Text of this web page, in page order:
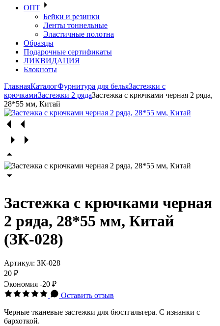
ОПТ
Бейки и резинки
Ленты тоннельные
Эластичные полотна
Образцы
Подарочные сертификаты
ЛИКВИДАЦИЯ
Блокноты
ГлавнаяКаталогФурнитура для бельяЗастежки с
крючкамиЗастежки 2 рядаЗастежка с крючками черная 2 ряда,
28*55 мм, Китай
Застежка с крючками черная
2 ряда, 28*55 мм, Китай
(ЗК-028)
Артикул: ЗК-028
20 ₽
Экономия -20 ₽
Оставить отзыв
Черные тканевые застежки для бюстгальтера. С изнанки с
бархоткой.